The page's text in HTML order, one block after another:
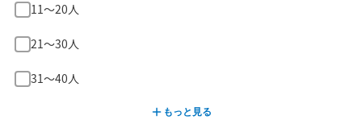
11〜20人
21〜30人
31〜40人
もっと見る